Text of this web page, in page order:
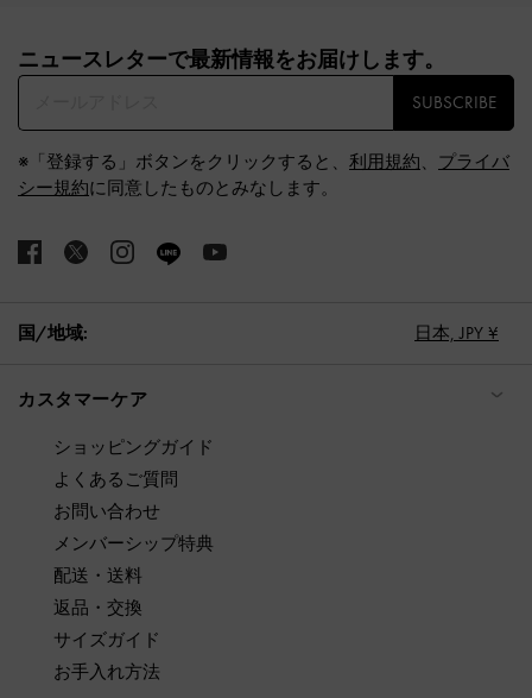
ニュースレターで最新情報をお届けします。​
SUBSCRIBE
※「登録する」ボタンをクリックすると、 利用規約、 プライバ
シー規約に同意したものとみなします。
国/地域: 日本, JPY ¥
カスタマーケア
ショッピングガイド
よくあるご質問
お問い合わせ
メンバーシップ特典
配送・送料
返品・交換
サイズガイド
お手入れ方法